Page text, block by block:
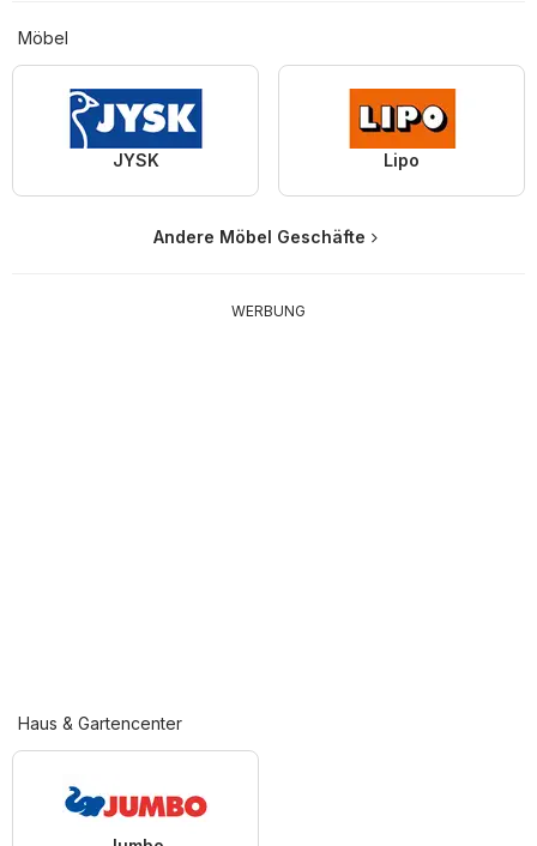
Möbel
JYSK Lipo
Andere Möbel Geschäfte
WERBUNG
Haus & Gartencenter